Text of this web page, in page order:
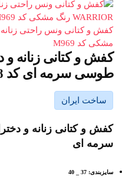
مشکی کد M969
طوسی سرمه ای کد M968
ساخت ایران
سرمه ای
سایزبندی: 37 _ 40